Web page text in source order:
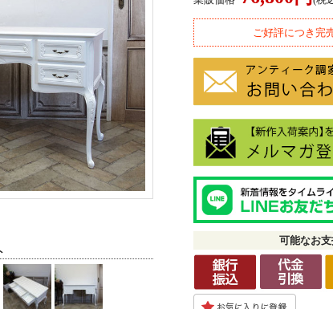
ご好評につき完
可能なお